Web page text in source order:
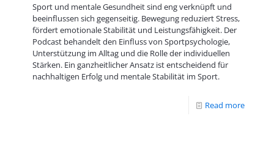
Sport und mentale Gesundheit sind eng verknüpft und
beeinflussen sich gegenseitig. Bewegung reduziert Stress,
fördert emotionale Stabilität und Leistungsfähigkeit. Der
Podcast behandelt den Einfluss von Sportpsychologie,
Unterstützung im Alltag und die Rolle der individuellen
Stärken. Ein ganzheitlicher Ansatz ist entscheidend für
nachhaltigen Erfolg und mentale Stabilität im Sport.
Read more